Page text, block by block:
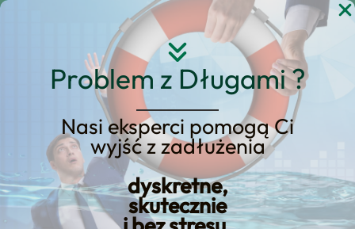
Problem z Długami ?
Nasi eksperci pomogą Ci
wyjść z zadłużenia
dyskretne,
skutecznie
Przejdź
Strona główna
Blog Kredyt123.pl
obowiązki przedsiębiorcy